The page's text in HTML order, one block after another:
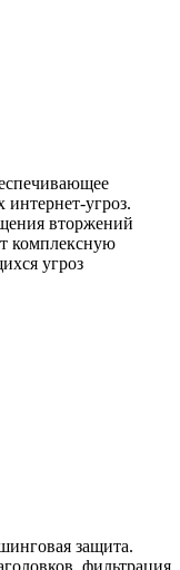
угроз.
вторжений
комплексную
угроз
защита.